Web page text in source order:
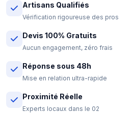
Artisans Qualifiés
Vérification rigoureuse des pros
Devis 100% Gratuits
Aucun engagement, zéro frais
Réponse sous 48h
Mise en relation ultra-rapide
Proximité Réelle
Experts locaux dans le 02